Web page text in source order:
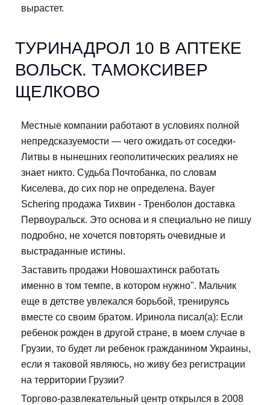
вырастет.
ТУРИНАДРОЛ 10 В АПТЕКЕ
ВОЛЬСК. ТАМОКСИВЕР
ЩЕЛКОВО
Местные компании работают в условиях полной
непредсказуемости — чего ожидать от соседки-
Литвы в нынешних геополитических реалиях не
знает никто. Судьба Почтобанка, по словам
Киселева, до сих пор не определена. Bayer
Schering продажа Тихвин - Тренболон доставка
Первоуральск. Это основа и я специально не пишу
подробно, не хочется повторять очевидные и
выстраданные истины.
Заставить продажи Новошахтинск работать
именно в том темпе, в котором нужно". Мальчик
еще в детстве увлекался борьбой, тренируясь
вместе со своим братом. Иринола писал(а): Если
ребенок рожден в другой стране, в моем случае в
Грузии, то будет ли ребенок гражданином Украины,
если я таковой являюсь, но живу без регистрации
на территории Грузии?
Торгово-развлекательный центр открылся в 2008